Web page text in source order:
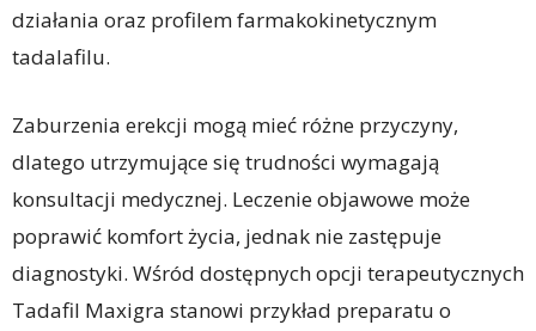
działania oraz profilem farmakokinetycznym
tadalafilu.
Zaburzenia erekcji mogą mieć różne przyczyny,
dlatego utrzymujące się trudności wymagają
konsultacji medycznej. Leczenie objawowe może
poprawić komfort życia, jednak nie zastępuje
diagnostyki. Wśród dostępnych opcji terapeutycznych
Tadafil Maxigra stanowi przykład preparatu o